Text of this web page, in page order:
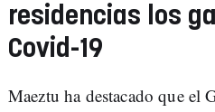
residencias los
Covid-19
Maeztu ha destacado que el